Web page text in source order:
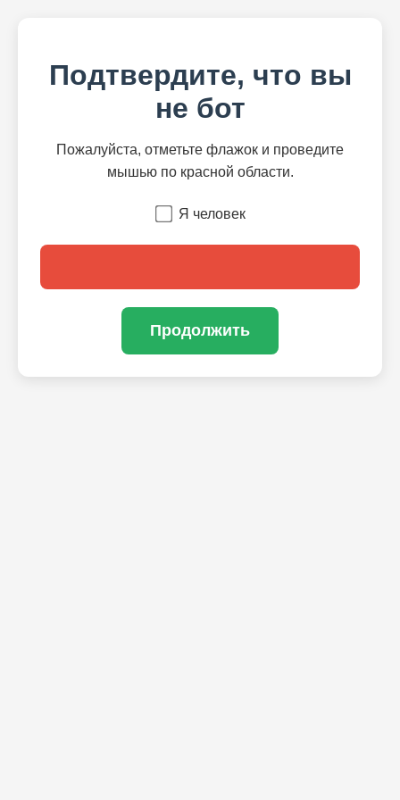
Подтвердите, что вы
не бот
Пожалуйста, отметьте флажок и проведите
мышью по красной области.
Я человек
Продолжить